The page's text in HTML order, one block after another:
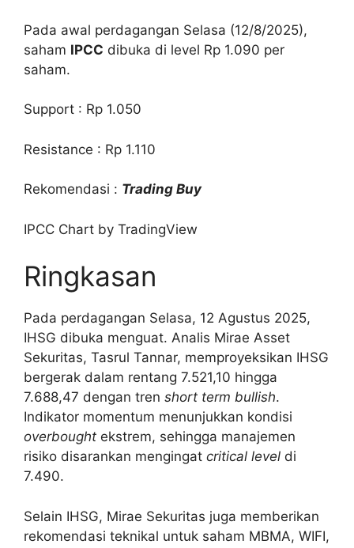
Pada awal perdagangan Selasa (12/8/2025),
saham IPCC dibuka di level Rp 1.090 per
saham.
Support : Rp 1.050
Resistance : Rp 1.110
Rekomendasi : Trading Buy
IPCC Chart by TradingView
Ringkasan
Pada perdagangan Selasa, 12 Agustus 2025,
IHSG dibuka menguat. Analis Mirae Asset
Sekuritas, Tasrul Tannar, memproyeksikan IHSG
bergerak dalam rentang 7.521,10 hingga
7.688,47 dengan tren short term bullish.
Indikator momentum menunjukkan kondisi
overbought ekstrem, sehingga manajemen
risiko disarankan mengingat critical level di
7.490.
Selain IHSG, Mirae Sekuritas juga memberikan
rekomendasi teknikal untuk saham MBMA, WIFI,